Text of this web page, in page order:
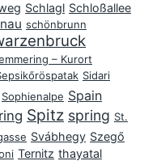
Schlagl Schloßallee
schönbrunn
– Kurort
Sidari
Sophienalpe Spain
Spitz spring St.
Svábhegy Szegő
Ternitz thayatal